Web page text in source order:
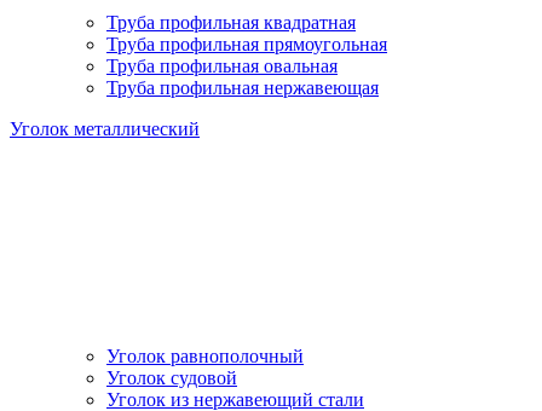
Труба профильная квадратная
Труба профильная прямоугольная
Труба профильная овальная
Труба профильная нержавеющая
Уголок металлический
Уголок равнополочный
Уголок судовой
Уголок из нержавеющий стали